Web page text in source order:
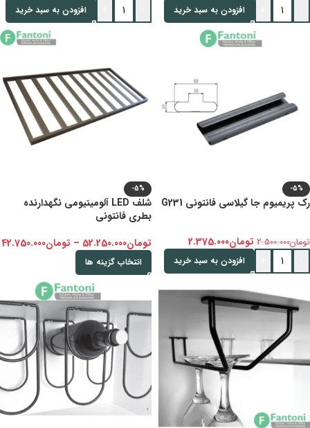
افزودن به سبد خرید افزودن به سبد خرید
-5%
رک پریمیوم جا گیلاسی فانتونی G231
تومان2.500.000 تومان2.375.000
افزودن به سبد خرید
-5%
شلف LED آلومینیومی نگهدارنده
بطری فانتونی
تومان52.250.000
– تومان42.750.000
انتخاب گزینه ها